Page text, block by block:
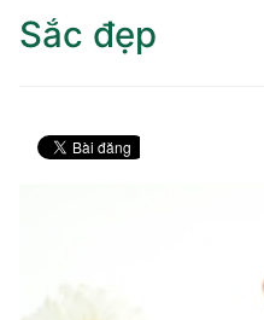
Sắc đẹp